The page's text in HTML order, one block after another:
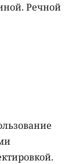
Речной